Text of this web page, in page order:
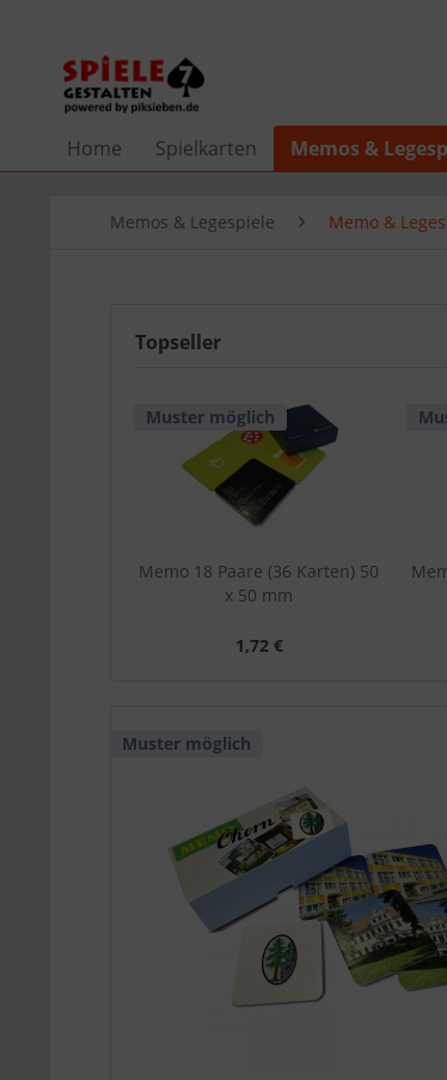
Home Spielkarten Memos &
Memos & Legespiele Memo &
Topseller
Muster möglich
Memo 18 Paare (36 Karten) 50
x 50 mm
1,72 €
Muster möglich